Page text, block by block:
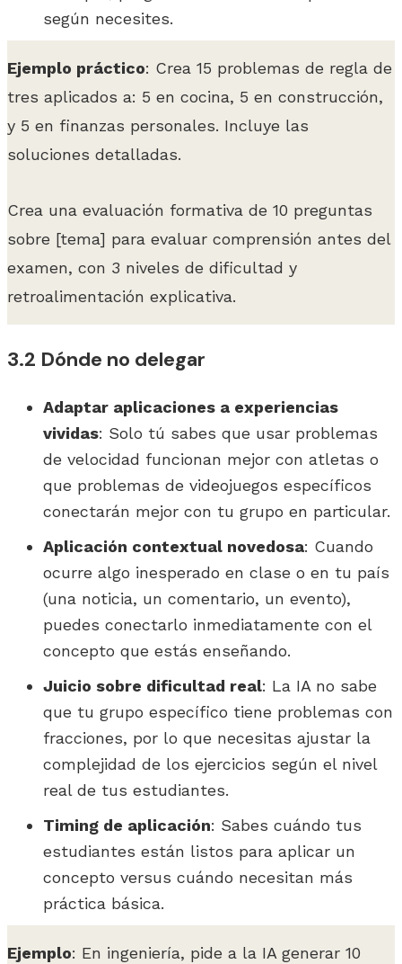
según necesites.
Ejemplo práctico: Crea 15 problemas de regla de
tres aplicados a: 5 en cocina, 5 en construcción,
y 5 en finanzas personales. Incluye las
soluciones detalladas.
Crea una evaluación formativa de 10 preguntas
sobre [tema] para evaluar comprensión antes del
examen, con 3 niveles de dificultad y
retroalimentación explicativa.
3.2 Dónde no delegar
Adaptar aplicaciones a experiencias
vividas: Solo tú sabes que usar problemas
de velocidad funcionan mejor con atletas o
que problemas de videojuegos específicos
conectarán mejor con tu grupo en particular.
Aplicación contextual novedosa: Cuando
ocurre algo inesperado en clase o en tu país
(una noticia, un comentario, un evento),
puedes conectarlo inmediatamente con el
concepto que estás enseñando.
Juicio sobre dificultad real: La IA no sabe
que tu grupo específico tiene problemas con
fracciones, por lo que necesitas ajustar la
complejidad de los ejercicios según el nivel
real de tus estudiantes.
Timing de aplicación: Sabes cuándo tus
estudiantes están listos para aplicar un
concepto versus cuándo necesitan más
práctica básica.
Ejemplo: En ingeniería, pide a la IA generar 10